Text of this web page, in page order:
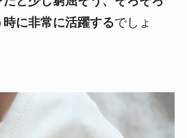
に非常に活躍するでしょ